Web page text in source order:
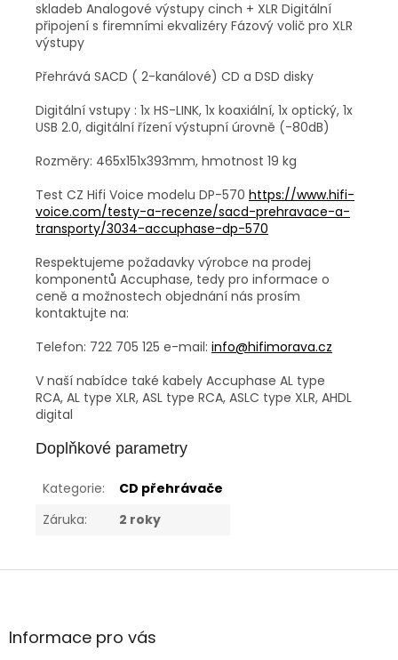
skladeb Analogové výstupy cinch + XLR Digitální
připojení s firemními ekvalizéry Fázový volič pro XLR
výstupy
Přehrává SACD ( 2-kanálové) CD a DSD disky
Digitální vstupy : 1x HS-LINK, 1x koaxiální, 1x optický, 1x
USB 2.0, digitální řízení výstupní úrovně (-80dB)
Rozměry: 465x151x393mm, hmotnost 19 kg
Test CZ Hifi Voice modelu DP-570 https://www.hifi-
voice.com/testy-a-recenze/sacd-prehravace-a-
transporty/3034-accuphase-dp-570
Respektujeme požadavky výrobce na prodej
komponentů Accuphase, tedy pro informace o
ceně a možnostech objednání nás prosím
kontaktujte na:
Telefon: 722 705 125 e-mail: info@hifimorava.cz
V naší nabídce také kabely Accuphase AL type
RCA, AL type XLR, ASL type RCA, ASLC type XLR, AHDL
digital
Doplňkové parametry
Kategorie:
CD přehrávače
Záruka: 2 roky
Z
aInformace pro vás